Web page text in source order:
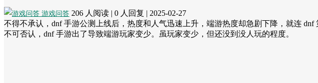
游戏问答 206 人阅读 | 0 人回复 | 2025-02-27
不得不承认，dnf 手游公测上线后，热度和人气迅速上升，端游热度却急剧下降，就连
不可否认，dnf 手游出了导致端游玩家变少。虽玩家变少，但还没到没人玩的程度。